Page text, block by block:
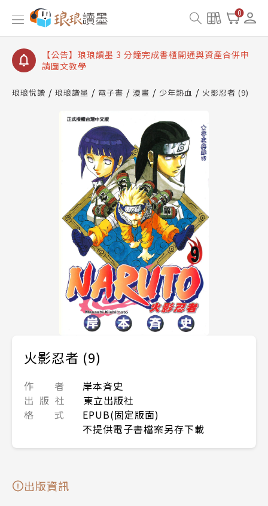
0
【公告】琅琅讀墨數位閱讀資產合併與書櫃開通申請
【公告】琅琅讀墨書櫃開通常見問題
【公告】琅琅讀墨 3 分鐘完成書櫃開通與資產合併申
請圖文教學
查詢
琅琅悅讀 琅琅讀墨 電子書 漫畫 少年熱血 火影忍者 (9)
火影忍者 (9)
作 者
岸本斉史
出 版 社
東立出版社
格 式
EPUB(固定版面)
不提供電子書檔案另存下載
出版資訊